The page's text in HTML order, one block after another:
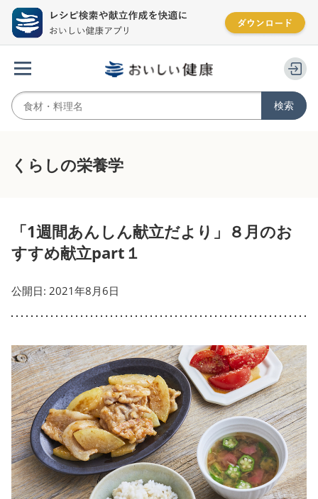
くらしの栄養学
「1週間あんしん献立だより」８月のお
すすめ献立part１
公開日: 2021年8月6日